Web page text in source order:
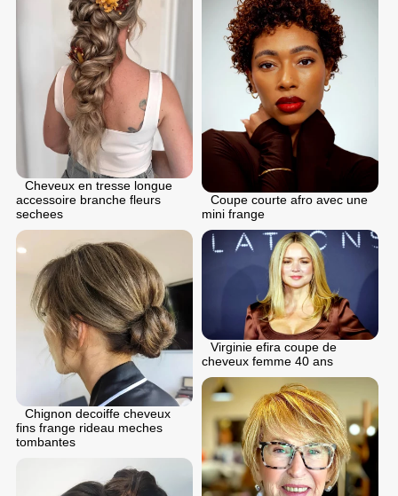
Cheveux en tresse longue
accessoire branche fleurs
sechees
Coupe courte afro avec une
mini frange
Virginie efira coupe de
cheveux femme 40 ans
Chignon dеcoiffе cheveux
fins frange rideau meches
tombantes